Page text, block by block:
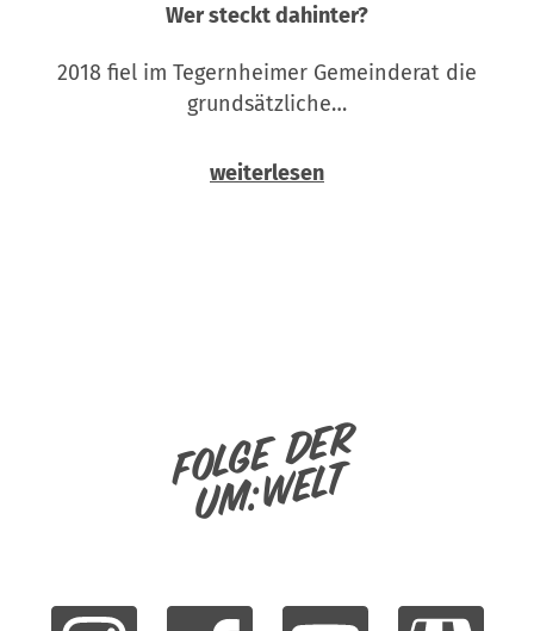
Wer steckt dahinter?
2018 fiel im Tegernheimer Gemeinderat die
grundsätzliche…
weiterlesen
Folge der
um:welt